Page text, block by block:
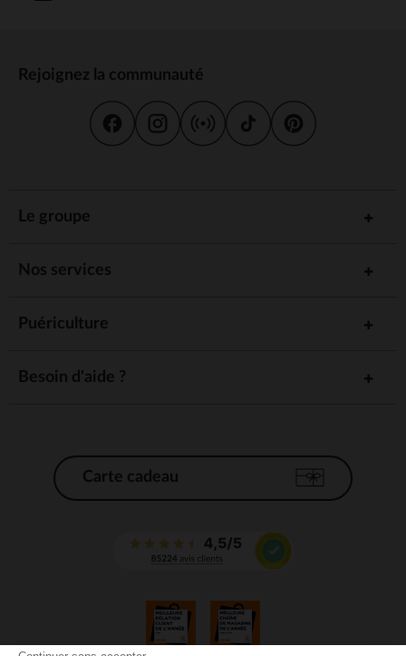
Rejoignez la communauté
Le groupe
Nos services
Puériculture
Besoin d'aide ?
Carte cadeau